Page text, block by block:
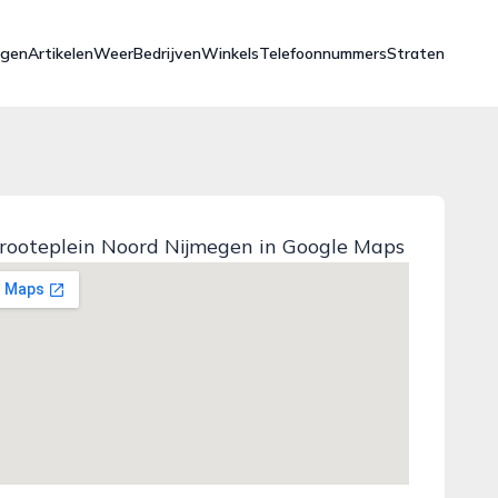
ArtikelenWeerBedrijvenWinkelsTelefoonnummersStraten
Noord Nijmegen in Google Maps